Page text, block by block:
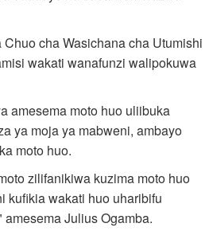
cha Wasichana cha Utumishi
wakati wanafunzi walipokuwa
amesema moto huo uliibuka
ya moja ya mabweni, ambayo
moto huo.
zilifanikiwa kuzima moto huo
kufikia wakati huo uharibifu
Julius Ogamba.